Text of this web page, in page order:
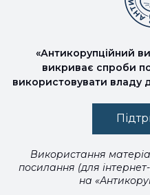
«Антикорупційний
викриває спроби
використовувати владу
Використання
посилання (для
на